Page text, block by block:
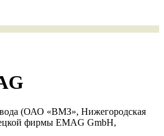
(ОАО «ВМЗ», Нижегородская
фирмы EMAG GmbH,